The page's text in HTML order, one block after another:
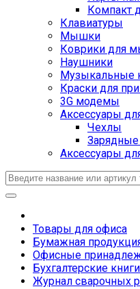
Компакт
Клавиатуры
Мышки
Коврики для
Наушники
Музыкальные
Краски для
3G модемы
Аксессуары
Чехлы
Зарядные
Аксессуары
Товары для офиса
Бумажная
Офисные
Бухгалтерские
Журнал сварочных